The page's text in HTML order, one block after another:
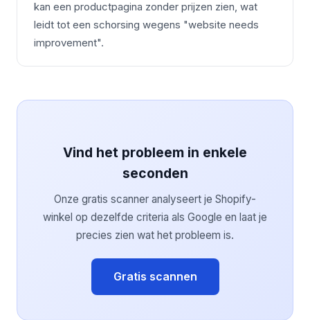
kan een productpagina zonder prijzen zien, wat
leidt tot een schorsing wegens "website needs
improvement".
Vind het probleem in enkele
seconden
Onze gratis scanner analyseert je Shopify-
winkel op dezelfde criteria als Google en laat je
precies zien wat het probleem is.
Gratis scannen